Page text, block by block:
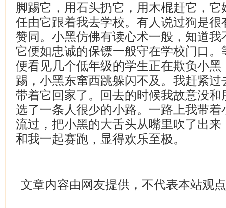
脚踢它，用石头扔它，用木棍赶它，
任由它跟着我去学校。有人说过狗是
赞同。小黑仿佛有读心术一般，知道
它便如忠诚的保镖一般守在学校门口
便看见几个低年级的学生正在欺负小
踢，小黑东窜西跳躲闪不及。我赶紧
带着它回家了。回去的时候我故意没
选了一条人很少的小路。一路上我带
流过，把小黑的大舌头从嘴里吹了出
和我一起赛跑，显得欢乐至极。
文章内容由网友提供，不代表本站观点